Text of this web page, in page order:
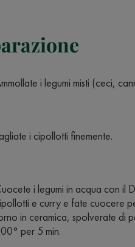
i legumi misti (ceci,
i cipollotti finemente.
i legumi in acqua con il
e curry e fate cuocere
in ceramica, spolverate di
per 5 min.